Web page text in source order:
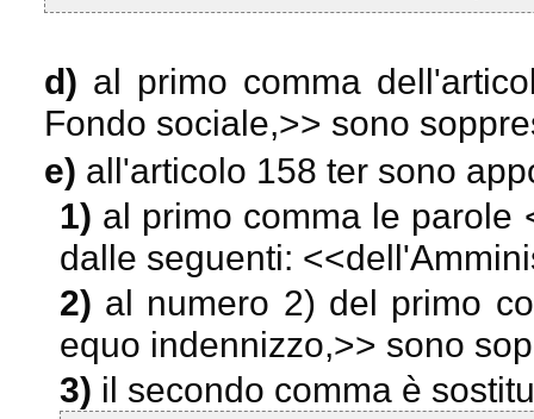
d) al primo comma
Fondo sociale,>> sono
e) all'articolo 158 ter sono
1) al primo comma le parole
dalle seguenti: <<
2) al numero 2) del primo
equo indennizzo,>> sono
3) il secondo comma è